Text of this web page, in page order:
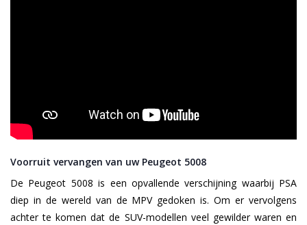
Voorruit vervangen van uw Peugeot 5008
De Peugeot 5008 is een opvallende verschijning waarbij PSA
diep in de wereld van de MPV gedoken is. Om er vervolgens
achter te komen dat de SUV-modellen veel gewilder waren en